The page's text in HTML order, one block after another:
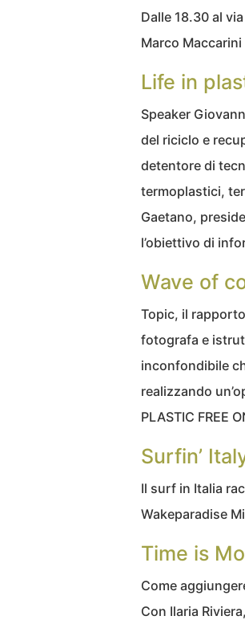
Dalle 18.30 al
Marco
Life in
Speaker
del riciclo e
detentore di
termoplastici,
Gaetano,
l’obiettivo di
Wave of
Topic, il
fotografa e
inconfondibile
realizzando
PLASTIC FREE
Surfin’
Il surf in Italia
Wakeparadise
Time is
Come
Con Ilaria